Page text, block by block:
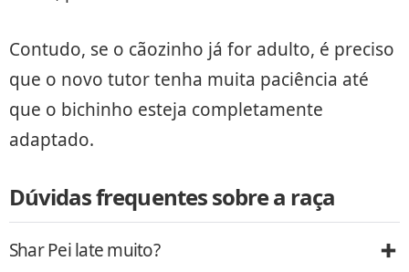
Contudo, se o cãozinho já for adulto, é preciso
que o novo tutor tenha muita paciência até
que o bichinho esteja completamente
adaptado.
Dúvidas frequentes sobre a raça
Shar Pei late muito?